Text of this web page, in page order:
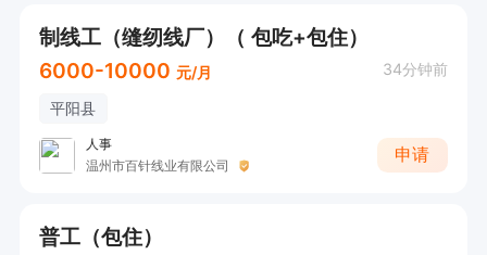
制线工（缝纫线厂）（ 包吃+包住）
6000-10000 元/月 34分钟前
平阳县
人事
温州市百针线业有限公司
申请
普工（包住）